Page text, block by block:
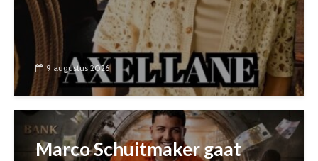
9 augustus 2026
Marco Schuitmaker gaat